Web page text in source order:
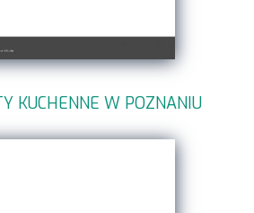
KUCHENNE W POZNANIU